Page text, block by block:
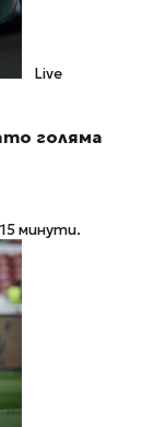
Live
голяма
минути.